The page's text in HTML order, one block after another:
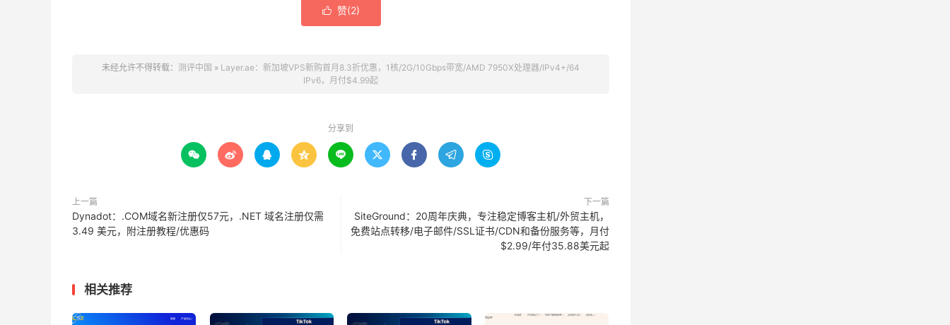
 赞(2)
未经允许不得转载： 测评中国 » Layer.ae：新加坡VPS新购首月8.3折优惠，1核/2G/10Gbps带宽/AMD 7950X处理器/IPv4+/64
IPv6，月付$4.99起
分享到
        
上一篇
Dynadot：.COM域名新注册仅57元，.NET 域名注册仅需
3.49 美元，附注册教程/优惠码
下一篇
SiteGround：20周年庆典，专注稳定博客主机/外贸主机，
免费站点转移/电子邮件/SSL证书/CDN和备份服务等，月付
$2.99/年付35.88美元起
相关推荐